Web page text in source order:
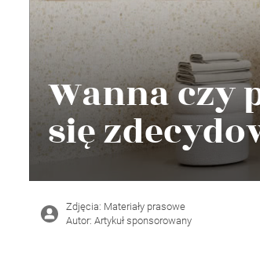
Wellnes
DIY
Wanna czy
się
Zdjęcia: Materiały prasowe
Autor: Artykuł sponsorowany